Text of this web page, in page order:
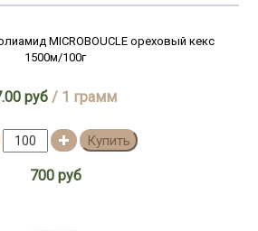
MICROBOUCLE ореховый кекс
1500м/100г
руб / 1 грамм
Купить
700 руб